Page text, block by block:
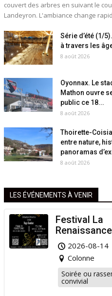
couvert des arbres en suivant le
Landeyron. L'ambiance change
Série d’été (1/
à travers les
8 août 2026
Oyonnax. Le
Mathon ouvre
public ce 18...
8 août 2026
Thoirette-
entre nature,
panoramas
8 août 2026
LES ÉVÉNEMENTS À VENIR
Festival La
Renaissance
2026-08-14
Colonne
Soirée ou
convivial